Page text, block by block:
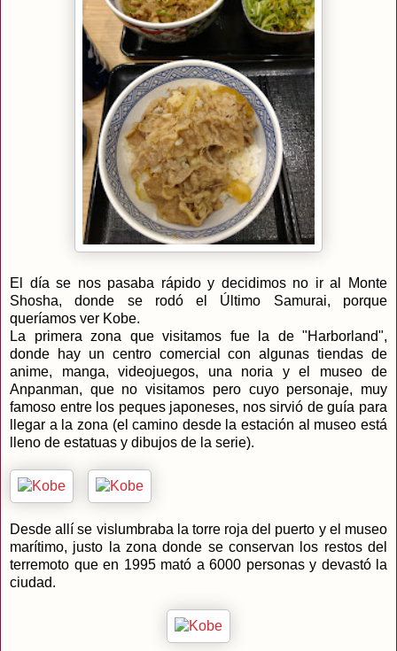
El día se nos pasaba rápido y decidimos no ir al Monte
Shosha, donde se rodó el Último Samurai, porque
queríamos ver Kobe.
La primera zona que visitamos fue la de "Harborland",
donde hay un centro comercial con algunas tiendas de
anime, manga, videojuegos, una noria y el museo de
Anpanman, que no visitamos pero cuyo personaje, muy
famoso entre los peques japoneses, nos sirvió de guía para
llegar a la zona (el camino desde la estación al museo está
lleno de estatuas y dibujos de la serie).
Desde allí se vislumbraba la torre roja del puerto y el museo
marítimo, justo la zona donde se conservan los restos del
terremoto que en 1995 mató a 6000 personas y devastó la
ciudad.